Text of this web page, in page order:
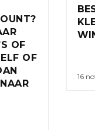
OF
OF
16